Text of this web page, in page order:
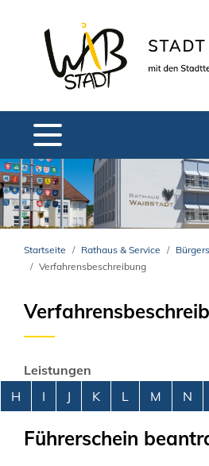
Startseite Rathaus & Service
Verfahrensbeschreibung
Leistungen
Alphabetisches Register
H I J K L M N
Führerschein